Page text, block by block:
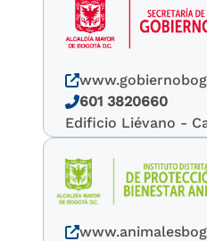
601 3820660
Edificio Liévano -